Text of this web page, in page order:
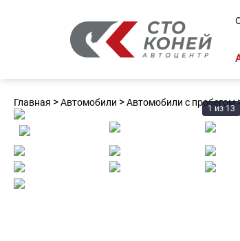
Главная >Автомобили >Автомобили с пробегом
1 из13